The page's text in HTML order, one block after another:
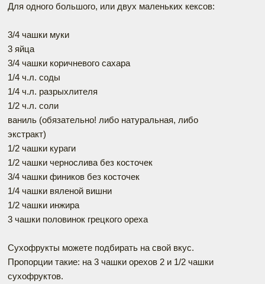
Для одного большого, или двух маленьких кексов:
3/4 чашки муки
3 яйца
3/4 чашки коричневого сахара
1/4 ч.л. соды
1/4 ч.л. разрыхлителя
1/2 ч.л. соли
ваниль (обязательно! либо натуральная, либо
экстракт)
1/2 чашки кураги
1/2 чашки чернослива без косточек
3/4 чашки фиников без косточек
1/4 чашки вяленой вишни
1/2 чашки инжира
3 чашки половинок грецкого ореха
Сухофрукты можете подбирать на свой вкус.
Пропорции такие: на 3 чашки орехов 2 и 1/2 чашки
сухофруктов.